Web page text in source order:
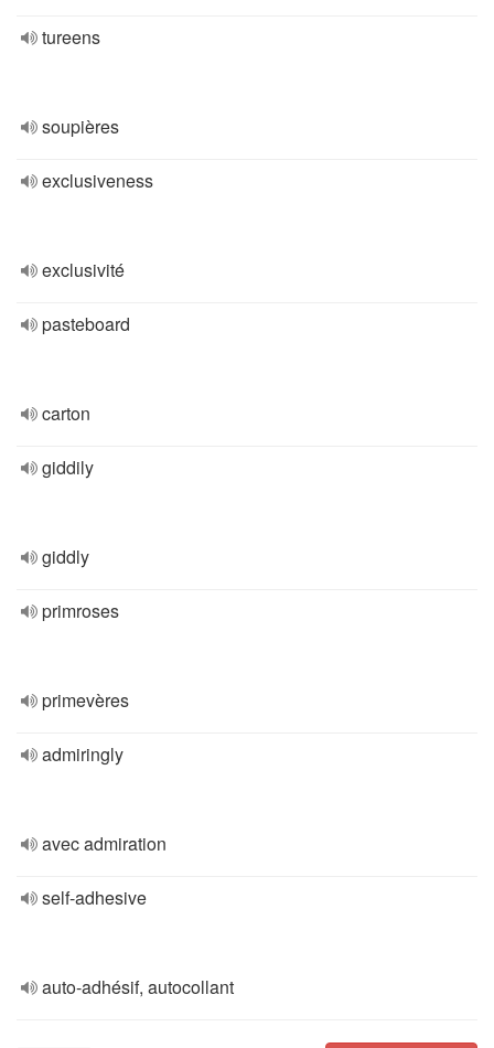
tureens
soupières
exclusiveness
exclusivité
pasteboard
carton
giddily
giddly
primroses
primevères
admiringly
avec admiration
self-adhesive
auto-adhésif, autocollant